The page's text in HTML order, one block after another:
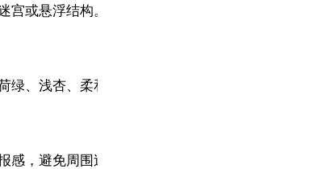
迷宫或悬浮结构。整体采用轻俯视等距视角
、浅杏、柔和暖灰等低饱和浅色为主，减少
感，避免周围过空。装饰必须克制、简洁